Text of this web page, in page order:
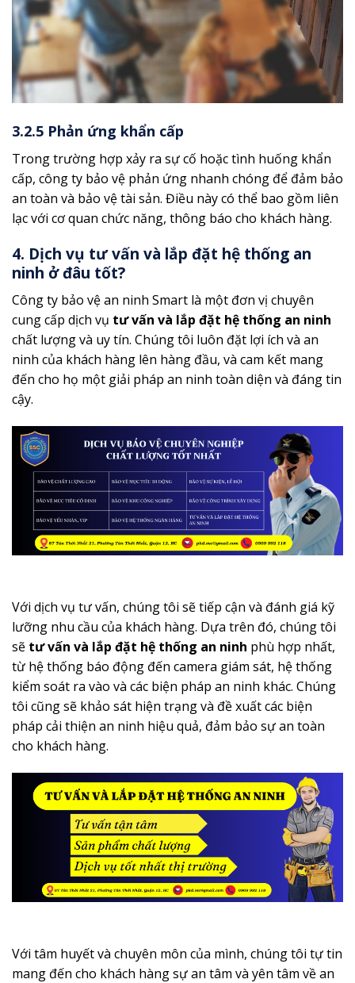
3.2.5 Phản ứng khẩn cấp
Trong trường hợp xảy ra sự cố hoặc tình huống khẩn
cấp, công ty bảo vệ phản ứng nhanh chóng để đảm bảo
an toàn và bảo vệ tài sản. Điều này có thể bao gồm liên
lạc với cơ quan chức năng, thông báo cho khách hàng.
4. Dịch vụ tư vấn và lắp đặt hệ thống an
ninh ở đâu tốt?
Công ty bảo vệ an ninh Smart là một đơn vị chuyên
cung cấp dịch vụ tư vấn và lắp đặt hệ thống an ninh
chất lượng và uy tín. Chúng tôi luôn đặt lợi ích và an
ninh của khách hàng lên hàng đầu, và cam kết mang
đến cho họ một giải pháp an ninh toàn diện và đáng tin
cậy.
Với dịch vụ tư vấn, chúng tôi sẽ tiếp cận và đánh giá kỹ
lưỡng nhu cầu của khách hàng. Dựa trên đó, chúng tôi
sẽ tư vấn và lắp đặt hệ thống an ninh phù hợp nhất,
từ hệ thống báo động đến camera giám sát, hệ thống
kiểm soát ra vào và các biện pháp an ninh khác. Chúng
tôi cũng sẽ khảo sát hiện trạng và đề xuất các biện
pháp cải thiện an ninh hiệu quả, đảm bảo sự an toàn
cho khách hàng.
Với tâm huyết và chuyên môn của mình, chúng tôi tự tin
mang đến cho khách hàng sự an tâm và yên tâm về an